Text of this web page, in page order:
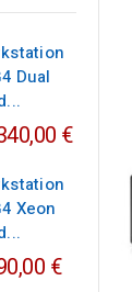
Dual
€
Xeon
€